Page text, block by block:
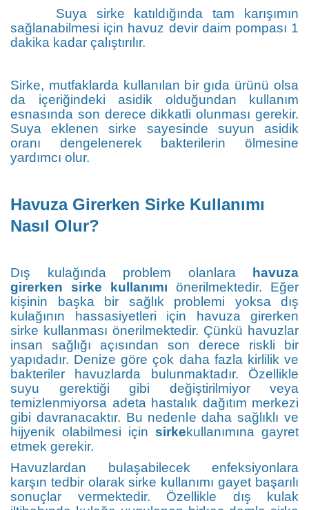
Suya sirke katıldığında tam karışımın
sağlanabilmesi için havuz devir daim pompası 1
dakika kadar çalıştırılır.
Sirke, mutfaklarda kullanılan bir gıda ürünü olsa
da içeriğindeki asidik olduğundan kullanım
esnasında son derece dikkatli olunması gerekir.
Suya eklenen sirke sayesinde suyun asidik
oranı dengelenerek bakterilerin ölmesine
yardımcı olur.
Havuza Girerken Sirke Kullanımı
Nasıl Olur?
Dış kulağında problem olanlara havuza
girerken sirke kullanımı önerilmektedir. Eğer
kişinin başka bir sağlık problemi yoksa dış
kulağının hassasiyetleri için havuza girerken
sirke kullanması önerilmektedir. Çünkü havuzlar
insan sağlığı açısından son derece riskli bir
yapıdadır. Denize göre çok daha fazla kirlilik ve
bakteriler havuzlarda bulunmaktadır. Özellikle
suyu gerektiği gibi değiştirilmiyor veya
temizlenmiyorsa adeta hastalık dağıtım merkezi
gibi davranacaktır. Bu nedenle daha sağlıklı ve
hijyenik olabilmesi için sirkekullanımına gayret
etmek gerekir.
Havuzlardan bulaşabilecek enfeksiyonlara
karşın tedbir olarak sirke kullanımı gayet başarılı
sonuçlar vermektedir. Özellikle dış kulak